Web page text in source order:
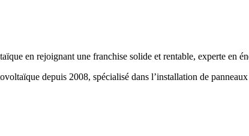
en rejoignant une franchise solide et rentable, experte en
depuis 2008, spécialisé dans l’installation de